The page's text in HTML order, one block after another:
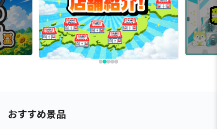
おすすめ景品